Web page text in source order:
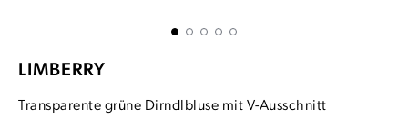
LIMBERRY
Transparente grüne Dirndlbluse mit V-Ausschnitt